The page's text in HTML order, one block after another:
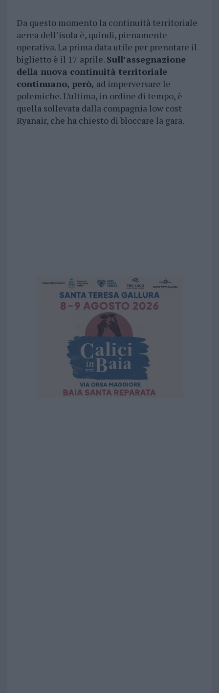
Da questo momento la continuità territoriale
aerea dell’isola è, quindi, pienamente
operativa. La prima data utile per prenotare il
biglietto è il 17 aprile. Sull’assegnazione
della nuova continuità territoriale
continuano, però, ad imperversare le
polemiche. L’ultima, in ordine di tempo, è
quella sollevata dalla compagnia low cost
Ryanair, che ha chiesto di bloccare la gara.